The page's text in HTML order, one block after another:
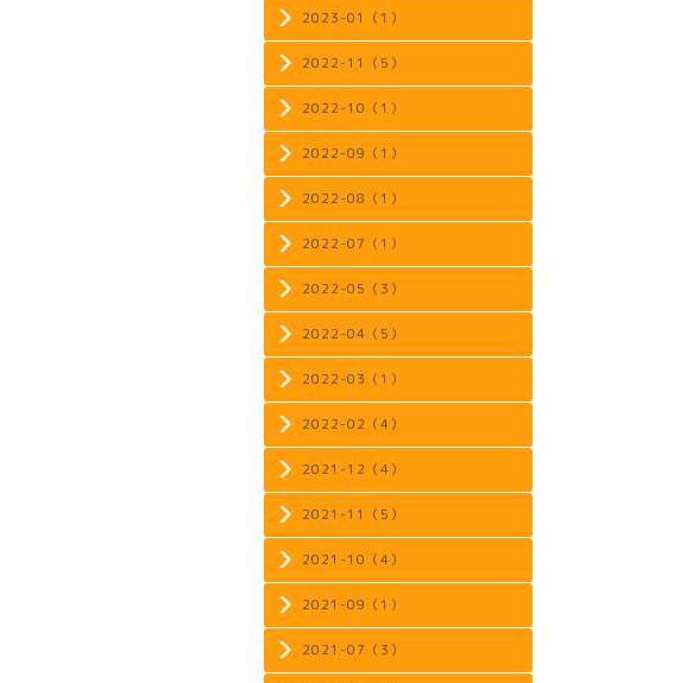
2023-01（1）
2022-11（5）
2022-10（1）
2022-09（1）
2022-08（1）
2022-07（1）
2022-05（3）
2022-04（5）
2022-03（1）
2022-02（4）
2021-12（4）
2021-11（5）
2021-10（4）
2021-09（1）
2021-07（3）